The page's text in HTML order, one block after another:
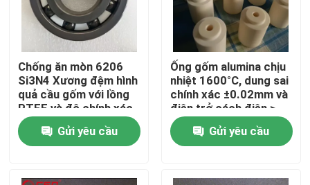
Về chúng tôi
Tham quan nhà máy
Kiểm soát chất lượng
Liên hệ chúng tôi
Chống ăn mòn 6206
Si3N4 Xương đệm hình
quả cầu gốm với lồng
PTFE và độ chính xác
P6
Gửi yêu cầu
Ống gốm alumina chịu
nhiệt 1600°C, dung sai
chính xác ±0.02mm và
điện trở cách điện >
10¹²Ω cho các ứng
dụng công nghiệp
Gửi yêu cầu